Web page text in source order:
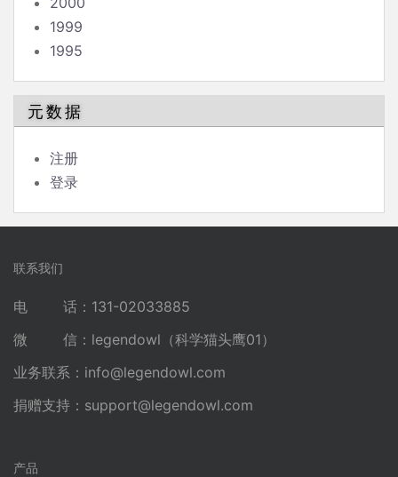
1999
1995
元数据
注册
登录
联系我们
电 话：131-02033885
微 信：legendowl（科学猫头鹰01）
业务联系： info@legendowl.com
捐赠支持： support@legendowl.com
产品